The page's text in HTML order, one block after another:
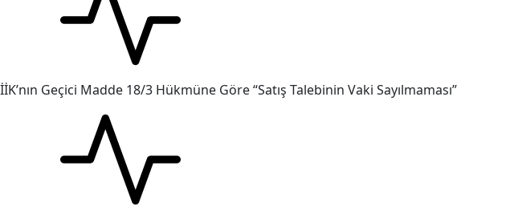
İİK’nın Geçici Madde 18/3 Hükmüne Göre “Satış Talebinin Vaki Sayılmaması”